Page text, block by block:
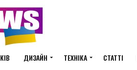
ДИЗАЙН ТЕХНІКА СТАТТІ